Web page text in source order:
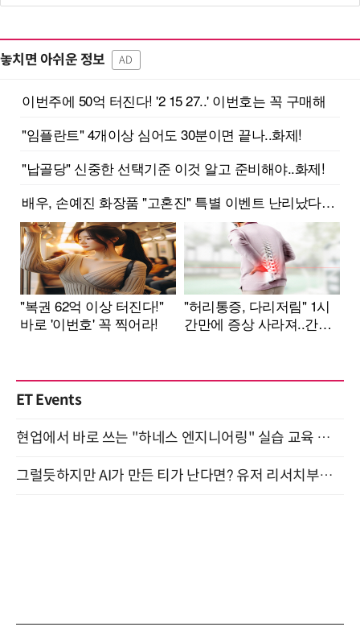
놓치면 아쉬운 정보 AD
ET Events
현업에서 바로 쓰는 "하네스 엔지니어링" 실습 교육 워크숍 8월 20일 개최
그럴듯하지만 AI가 만든 티가 난다면? 유저 리서치부터 배포까지! (9/15)